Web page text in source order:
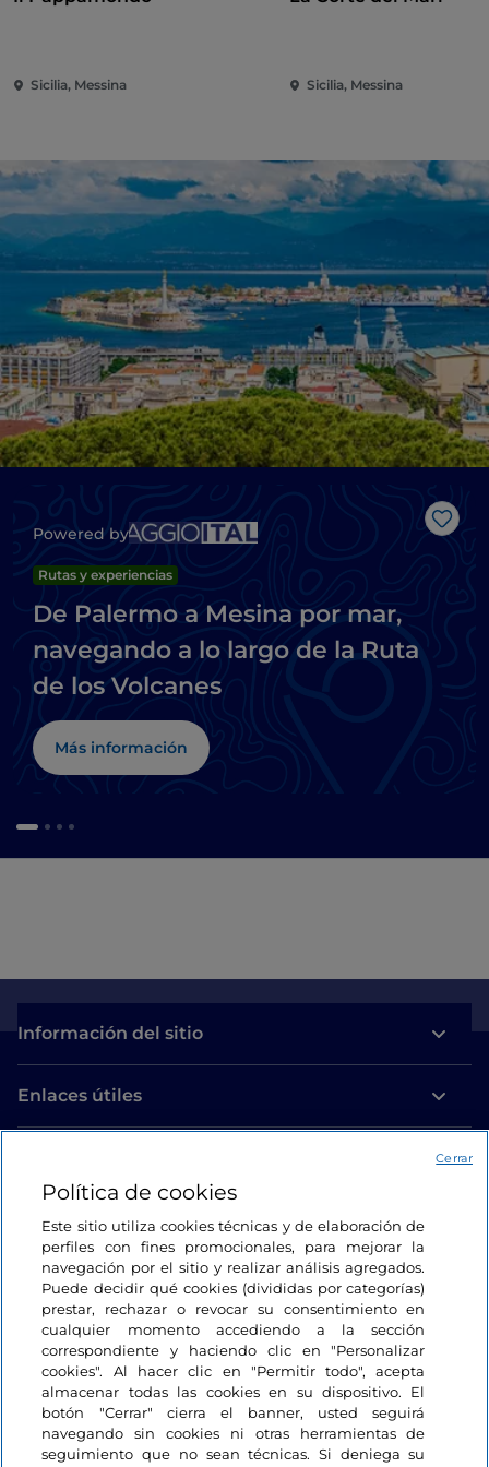
Sicilia, Messina Sicilia, Messina
Me
Powered by
Rutas y experiencias
De Palermo a Mesina por mar,
navegando a lo largo de la Ruta
de los Volcanes
Más información
Información del sitio
Enlaces útiles
Estamos en contacto
Política de cookies
Este sitio utiliza cookies técnicas y de elaboración de
perfiles con fines promocionales, para mejorar la
navegación por el sitio y realizar análisis agregados.
Puede decidir qué cookies (divididas por categorías)
prestar, rechazar o revocar su consentimiento en
cualquier momento accediendo a la sección
correspondiente y haciendo clic en "Personalizar
cookies". Al hacer clic en "Permitir todo", acepta
almacenar todas las cookies en su dispositivo. El
botón "Cerrar" cierra el banner, usted seguirá
navegando sin cookies ni otras herramientas de
seguimiento que no sean técnicas. Si deniega su
Cerrar